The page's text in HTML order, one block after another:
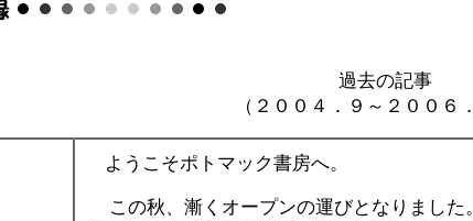
過去の記事
（２００４．９～２００６
ようこそポトマック書房へ。
この秋、漸くオープンの運びとなりました